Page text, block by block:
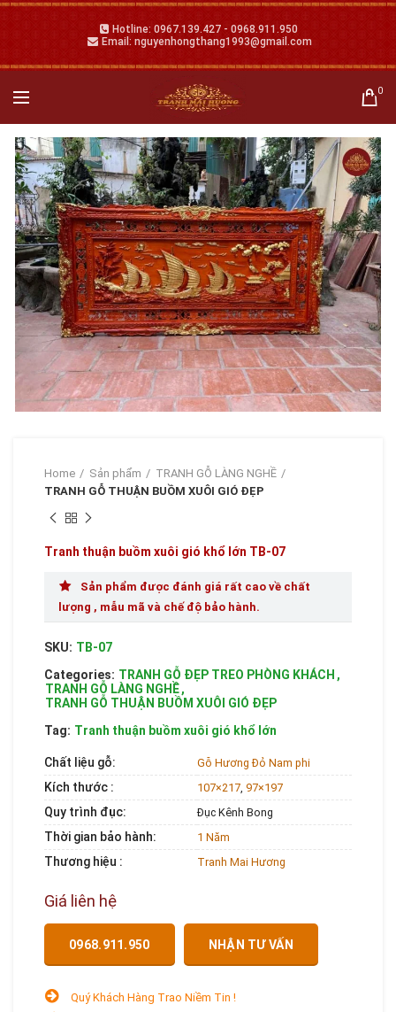
Hotline: 0967.139.427 - 0968.911.950
Email: nguyenhongthang1993@gmail.com
0
Home Sản phẩm
TRANH GỖ LÀNG NGHỀ
TRANH GỖ THUẬN BUỒM XUÔI GIÓ ĐẸP
Tranh thuận buồm xuôi gió khổ lớn TB-07
Sản phẩm được đánh giá rất cao về chất
lượng , mẫu mã và chế độ bảo hành.
SKU: TB-07
Categories: TRANH GỖ ĐẸP TREO PHÒNG KHÁCH ,
TRANH GỖ LÀNG NGHỀ,
TRANH GỖ THUẬN BUỒM XUÔI GIÓ ĐẸP
Tag: Tranh thuận buồm xuôi gió khổ lớn
Chất liệu gỗ: Gỗ Hương Đỏ Nam phi
Kích thước : 107×217 97×197
Quy trình đục: Đục Kênh Bong
Thời gian bảo hành: 1 Năm
Thương hiệu : Tranh Mai Hương
Giá liên hệ
0968.911.950 NHẬN TƯ VẤN
Quý Khách Hàng Trao Niềm Tin !